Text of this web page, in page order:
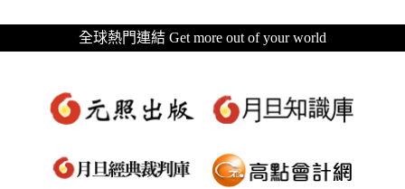
全球熱門連結 Get more out of your world